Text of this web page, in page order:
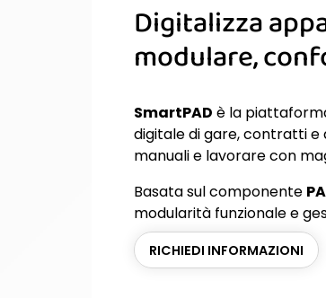
Digitalizza
modulare,
SmartPAD è la
digitale di gare, contratti e
manuali e lavorare con
Basata sul componente
modularità funzionale e
RICHIEDI INFORMAZIONI